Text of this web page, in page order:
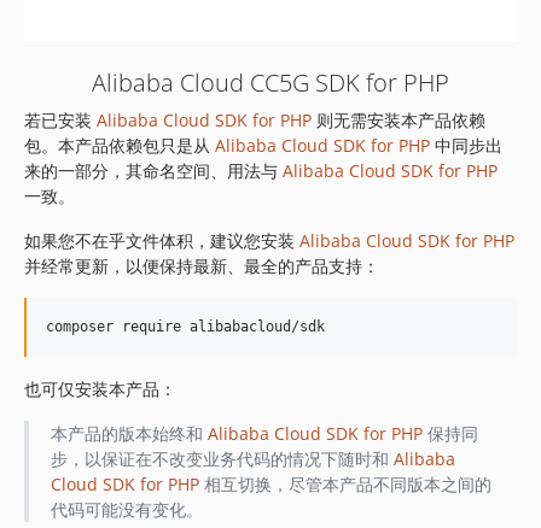
Alibaba Cloud CC5G SDK for PHP
若已安装 Alibaba Cloud SDK for PHP 则无需安装本产品依赖
包。本产品依赖包只是从 Alibaba Cloud SDK for PHP 中同步出
来的一部分，其命名空间、用法与 Alibaba Cloud SDK for PHP
一致。
如果您不在乎文件体积，建议您安装 Alibaba Cloud SDK for PHP
并经常更新，以便保持最新、最全的产品支持：
也可仅安装本产品：
本产品的版本始终和 Alibaba Cloud SDK for PHP保持同
步，以保证在不改变业务代码的情况下随时和 Alibaba
Cloud SDK for PHP相互切换，尽管本产品不同版本之间的
代码可能没有变化。